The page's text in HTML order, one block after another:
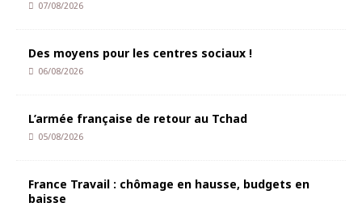
07/08/2026
Des moyens pour les centres sociaux !
06/08/2026
L’armée française de retour au Tchad
05/08/2026
France Travail : chômage en hausse, budgets en
baisse